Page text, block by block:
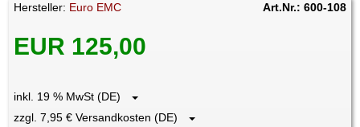
Hersteller: Euro EMC Art.Nr.: 600-108
EUR 125,00
inkl. 19 % MwSt (DE)
zzgl. 7,95 € Versandkosten (DE)